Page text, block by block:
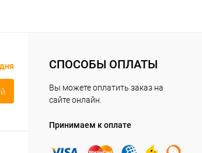
СПОСОБЫ ОПЛАТЫ
Вы можете оплатить заказ на
сайте онлайн.
Принимаем к оплате